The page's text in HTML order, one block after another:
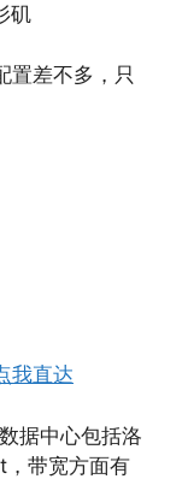
矶
置差不多，只
我直达
据中心包括洛
带宽方面有